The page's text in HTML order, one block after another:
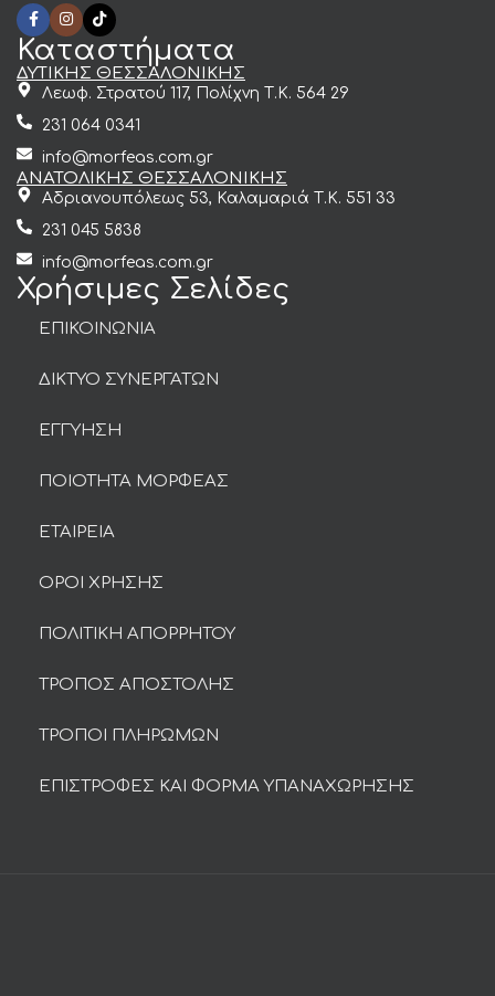
Καταστήματα
ΔΥΤΙΚΗΣ ΘΕΣΣΑΛΟΝΙΚΗΣ
Λεωφ. Στρατού 117, Πολίχνη Τ.Κ. 564 29
231 064 0341
info@morfeas.com.gr
ΑΝΑΤΟΛΙΚΗΣ ΘΕΣΣΑΛΟΝΙΚΗΣ
Αδριανουπόλεως 53, Καλαμαριά Τ.Κ. 551 33
231 045 5838
info@morfeas.com.gr
Χρήσιμες Σελίδες
ΕΠΙΚΟΙΝΩΝΙΑ
ΔΙΚΤΥΟ ΣΥΝΕΡΓΑΤΩΝ
ΕΓΓΥΗΣΗ
ΠΟΙΟΤΗΤΑ ΜΟΡΦΕΑΣ
ΕΤΑΙΡΕΙΑ
ΟΡΟΙ ΧΡΗΣΗΣ
ΠΟΛΙΤΙΚΗ ΑΠΟΡΡΗΤΟΥ
ΤΡΟΠΟΣ ΑΠΟΣΤΟΛΗΣ
ΤΡΟΠΟΙ ΠΛΗΡΩΜΩΝ
ΕΠΙΣΤΡΟΦΕΣ ΚΑΙ ΦΟΡΜΑ ΥΠΑΝΑΧΩΡΗΣΗΣ